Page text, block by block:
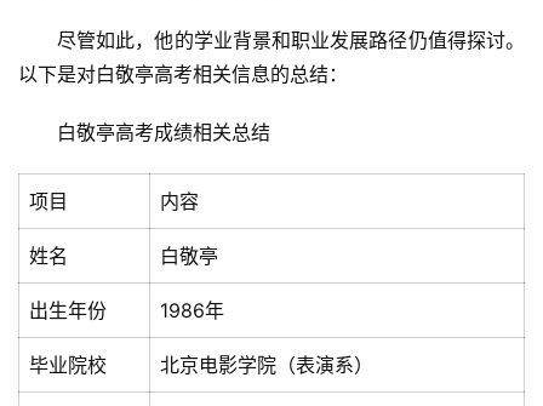
尽管如此，他的学业背景和职业发展路径仍值得探讨。
以下是对白敬亭高考相关信息的总结：
白敬亭高考成绩相关总结
项目 内容
姓名 白敬亭
出生年份 1986年
毕业院校 北京电影学院（表演系）